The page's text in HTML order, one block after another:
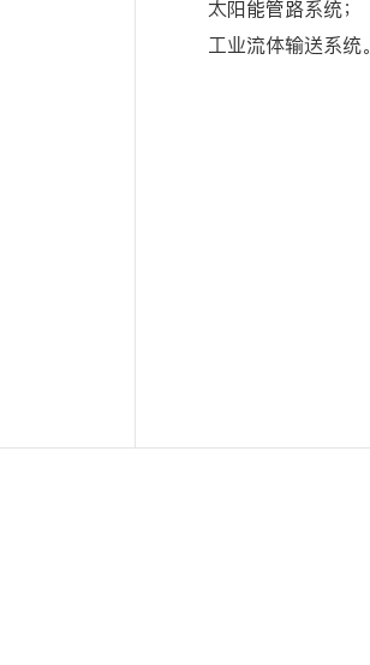
太阳能管路系统；
工业流体输送系统。